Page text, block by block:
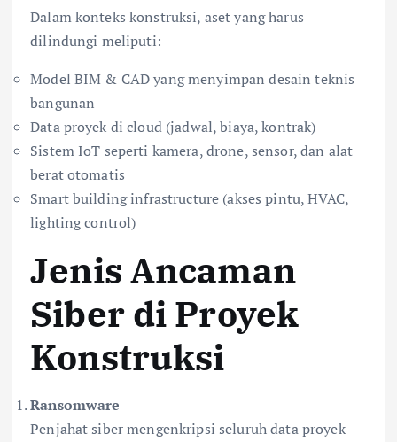
Dalam konteks konstruksi, aset yang harus
dilindungi meliputi:
Model BIM & CAD yang menyimpan desain teknis
bangunan
Data proyek di cloud (jadwal, biaya, kontrak)
Sistem IoT seperti kamera, drone, sensor, dan alat
berat otomatis
Smart building infrastructure (akses pintu, HVAC,
lighting control)
Jenis Ancaman
Siber di Proyek
Konstruksi
Ransomware
Penjahat siber mengenkripsi seluruh data proyek